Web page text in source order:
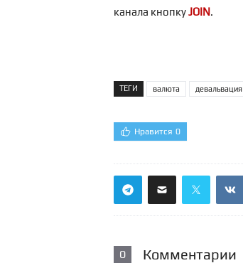
канала кнопкуJOIN.
ТЕГИ валюта девальвация
Нравится 0
0 Комментарии